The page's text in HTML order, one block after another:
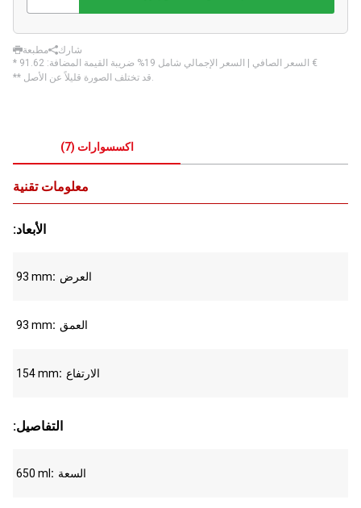
مطبعة
شارك
* السعر الصافي | السعر الإجمالي شامل 19% ضريبة القيمة المضافة: ‏91.62 €
** قد تختلف الصورة قليلاً عن الأصل.
اكسسوارات (
7
)
معلومات تقنية
:الأبعاد
93 mm العرض
93 mm العمق
154 mm الارتفاع
:التفاصيل
650 ml السعة